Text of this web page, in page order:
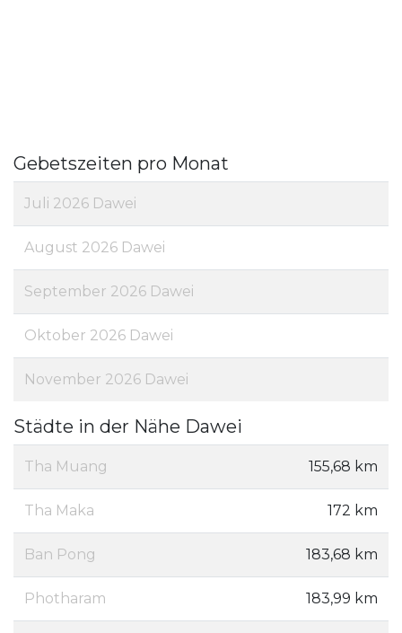
Gebetszeiten pro Monat
Juli 2026 Dawei
August 2026 Dawei
September 2026 Dawei
Oktober 2026 Dawei
November 2026 Dawei
Städte in der Nähe Dawei
Tha Muang 155,68 km
Tha Maka 172 km
Ban Pong 183,68 km
Photharam 183,99 km